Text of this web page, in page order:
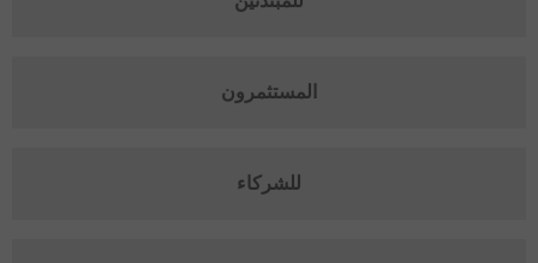
المستثمرون
للشركاء